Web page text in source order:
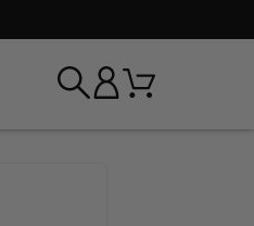
Carrito